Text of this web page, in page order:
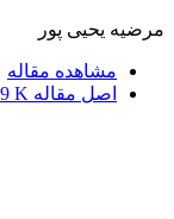
مرضیه یحیی پور
مشاهده مقاله
اصل مقاله K